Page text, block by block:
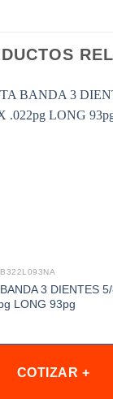
3 DIENTES
LONG 93pg
COTIZAR +